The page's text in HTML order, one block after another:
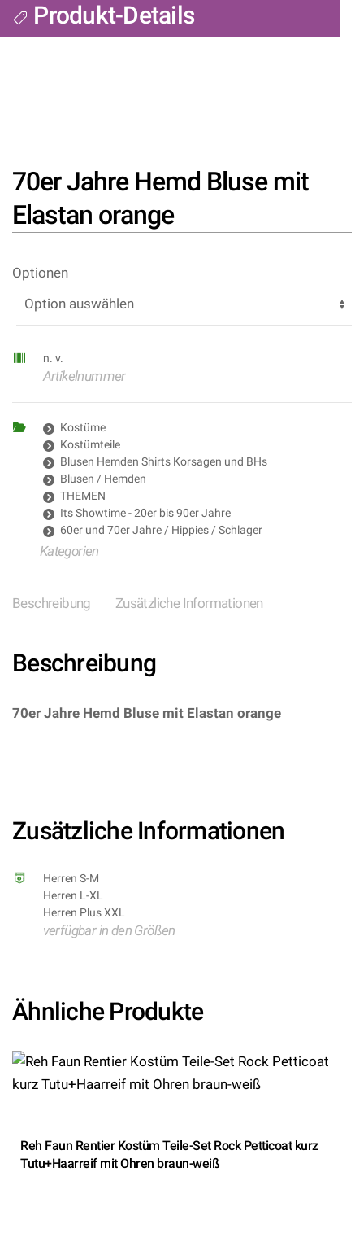
Produkt-Details
70er Jahre Hemd Bluse mit
Elastan orange
Optionen
n. v.
Artikelnummer
Kostüme
Kostümteile
Blusen Hemden Shirts Korsagen und BHs
Blusen / Hemden
THEMEN
Its Showtime - 20er bis 90er Jahre
60er und 70er Jahre / Hippies / Schlager
Kategorien
Beschreibung Zusätzliche Informationen
Beschreibung
70er Jahre Hemd Bluse mit Elastan orange
Zusätzliche Informationen
Herren S-M
Herren L-XL
Herren Plus XXL
verfügbar in den Größen
Ähnliche Produkte
Reh Faun Rentier Kostüm Teile-Set Rock Petticoat kurz
Tutu+Haarreif mit Ohren braun-weiß